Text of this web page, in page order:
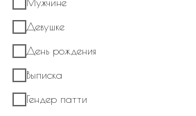
Девушке
День рождения
Выписка
Гендер патти